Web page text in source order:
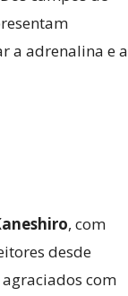
a adrenalina e a
, com
desde
com